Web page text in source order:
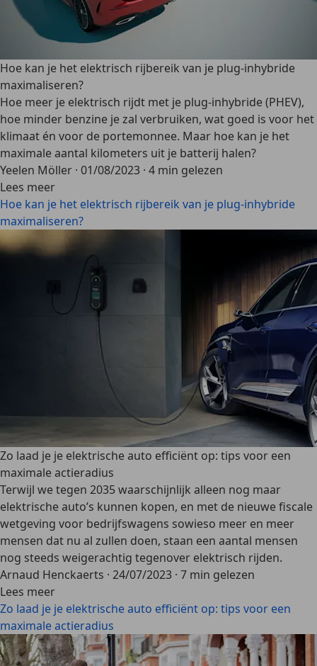
Hoe kan je het elektrisch rijbereik van je plug-inhybride
maximaliseren?
Hoe meer je elektrisch rijdt met je plug-inhybride (PHEV),
hoe minder benzine je zal verbruiken, wat goed is voor het
klimaat én voor de portemonnee. Maar hoe kan je het
maximale aantal kilometers uit je batterij halen?
Yeelen Möller · 01/08/2023 · 4 min gelezen
Lees meer
Hoe kan je het elektrisch rijbereik van je plug-inhybride
maximaliseren?
Zo laad je je elektrische auto efficiënt op: tips voor een
maximale actieradius
Terwijl we tegen 2035 waarschijnlijk alleen nog maar
elektrische auto’s kunnen kopen, en met de nieuwe fiscale
wetgeving voor bedrijfswagens sowieso meer en meer
mensen dat nu al zullen doen, staan een aantal mensen
nog steeds weigerachtig tegenover elektrisch rijden.
Arnaud Henckaerts · 24/07/2023 · 7 min gelezen
Lees meer
Zo laad je je elektrische auto efficiënt op: tips voor een
maximale actieradius